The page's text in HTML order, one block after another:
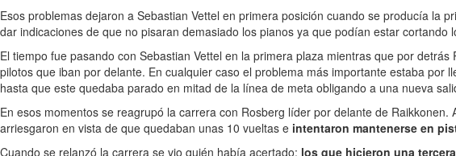
Esos problemas dejaron a Sebastian Vettel en primera posición cuando se producía la
dar indicaciones de que no pisaran demasiado los pianos ya que podían estar cortando
El tiempo fue pasando con Sebastian Vettel en la primera plaza mientras que por
pilotos que iban por delante. En cualquier caso el problema más importante estaba por
hasta que este quedaba parado en mitad de la línea de meta obligando a una nueva
En esos momentos se reagrupó la carrera con Rosberg líder por delante de
arriesgaron en vista de que quedaban unas 10 vueltas e intentaron mantenerse en
Cuando se relanzó la carrera se vio quién había acertado: los que hicieron una